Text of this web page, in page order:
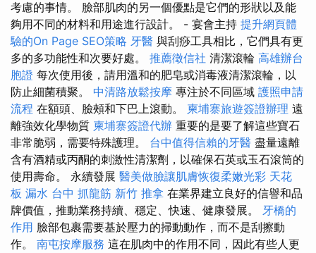
考慮的事情。 臉部肌肉的另一個優點是它們的形狀以及能
夠用不同的材料和用途進行設計。 - 宴會主持 提升網頁體
驗的On Page SEO策略 牙醫 與刮痧工具相比，它們具有更
多的多功能性和次要好處。 推薦徵信社 清潔滾輪 高雄辦台
胞證 每次使用後，請用溫和的肥皂或消毒液清潔滾輪，以
防止細菌積聚。 中清路放鬆按摩 專注於不同區域 護照申請
流程 在額頭、臉頰和下巴上滾動。 柬埔寨旅遊簽證辦理 遠
離強效化學物質 柬埔寨簽證代辦 重要的是要了解這些寶石
非常脆弱，需要特殊護理。 台中值得信賴的牙醫 盡量遠離
含有酒精或丙酮的刺激性清潔劑，以確保石英或玉石滾筒的
使用壽命。 永續發展 醫美做臉讓肌膚恢復柔嫩光彩 天花
板 漏水 台中 抓龍筋 新竹 推拿 在業界建立良好的信譽和品
牌價值，推動業務持續、穩定、快速、健康發展。 牙橋的
作用 臉部包裹需要基於壓力的掃動動作，而不是刮擦動
作。 南屯按摩服務 這在肌肉中的作用不同，因此有些人更